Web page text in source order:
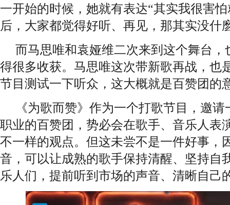
一开始的时候，她就有表达“其实我很害
后，大家都觉得好听、再见，那其实没什
而马思唯和袁娅维二次来到这个舞台，
得很多收获。马思唯这次带新歌再战，也
节目测试一下听众，这大概就是百赞团的
《为歌而赞》作为一个打歌节目，邀请
职业的百赞团，势必会在歌手、音乐人表
不一样的观点。但这未尝不是一件好事，
音，可以让成熟的歌手保持清醒、坚持自
乐人们，提前听到市场的声音、清晰自己